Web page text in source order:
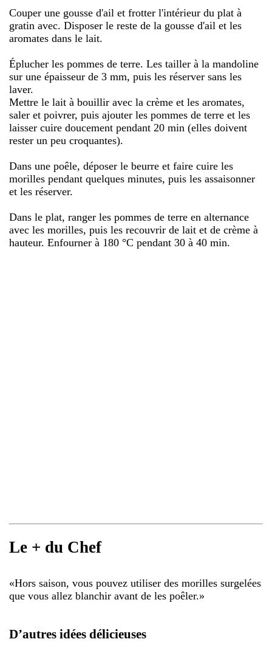
Couper une gousse d'ail et frotter l'intérieur du plat à
gratin avec. Disposer le reste de la gousse d'ail et les
aromates dans le lait.
Éplucher les pommes de terre. Les tailler à la mandoline
sur une épaisseur de 3 mm, puis les réserver sans les
laver.
Mettre le lait à bouillir avec la crème et les aromates,
saler et poivrer, puis ajouter les pommes de terre et les
laisser cuire doucement pendant 20 min (elles doivent
rester un peu croquantes).
Dans une poêle, déposer le beurre et faire cuire les
morilles pendant quelques minutes, puis les assaisonner
et les réserver.
Dans le plat, ranger les pommes de terre en alternance
avec les morilles, puis les recouvrir de lait et de crème à
hauteur. Enfourner à 180 °C pendant 30 à 40 min.
Le + du Chef
«Hors saison, vous pouvez utiliser des morilles surgelées
que vous allez blanchir avant de les poêler.»
D’autres idées délicieuses